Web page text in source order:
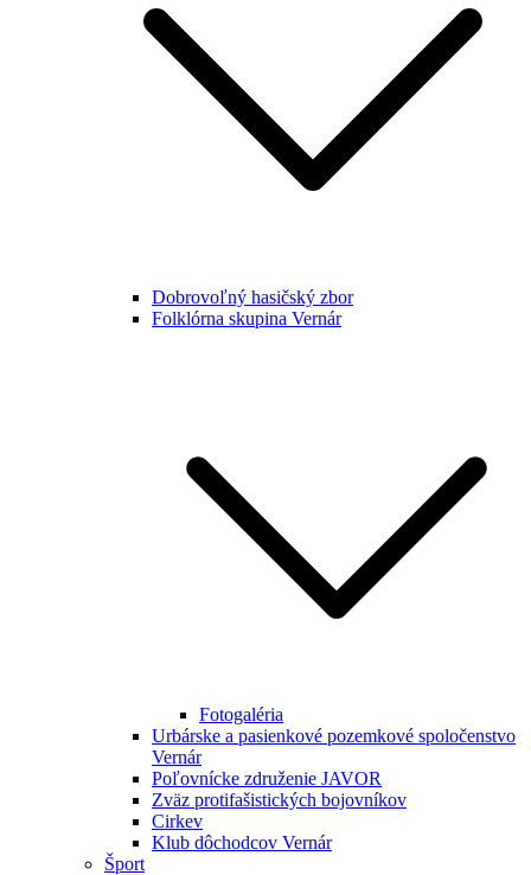
Dobrovoľný hasičský zbor
Folklórna skupina Vernár
Fotogaléria
Urbárske a pasienkové pozemkové spoločenstvo
Vernár
Poľovnícke združenie JAVOR
Zväz protifašistických bojovníkov
Cirkev
Klub dôchodcov Vernár
Šport